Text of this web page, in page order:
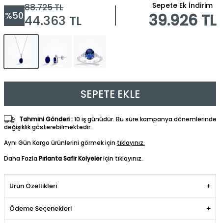
%50
88.725TL
44.363 TL
Sepete Ek İndirim
39.926 TL
SEPETE EKLE
Tahmini Gönderi :10 iş günüdür. Bu süre kampanya dönemlerinde
değişiklik gösterebilmektedir.
Aynı Gün Kargo ürünlerini görmek için tıklayınız.
Daha FazlaPırlanta Safir Kolyeleriçin tıklayınız.
Ürün Özellikleri
Ödeme Seçenekleri